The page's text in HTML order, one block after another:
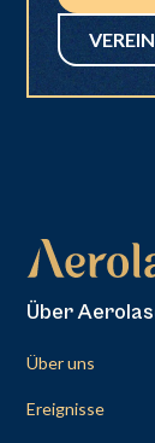
Über
Über uns
Ereignisse